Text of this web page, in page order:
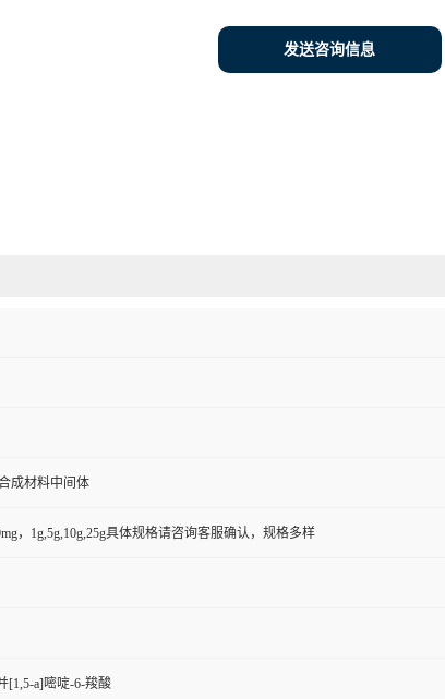
发送咨询信息
成材料中间体
，1g,5g,10g,25g具体规格请咨询客服确认，规格多样
[1,5-a]嘧啶-6-羧酸